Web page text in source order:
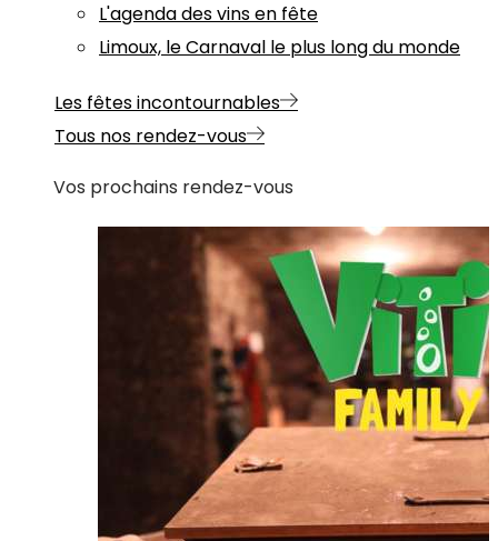
L'agenda des vins en fête
Limoux, le Carnaval le plus long du monde
Les fêtes incontournables
Tous nos rendez-vous
Vos prochains rendez-vous